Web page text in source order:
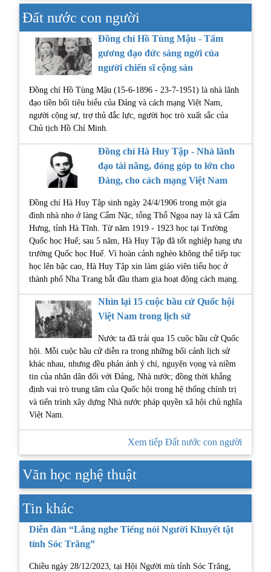
Đất nước con người
Đồng chí Hồ Tùng Mậu - Tấm
gương đạo đức sáng ngời của
người chiến sĩ cộng sản
Đồng chí Hồ Tùng Mậu (15-6-1896 - 23-7-1951) là nhà lãnh
đạo tiền bối tiêu biểu của Đảng và cách mạng Việt Nam,
người cộng sự, trợ thủ đắc lực, người học trò xuất sắc của
Chủ tịch Hồ Chí Minh.
Đồng chí Hà Huy Tập - Nhà lãnh
đạo tài năng, đóng góp to lớn cho
Đảng, cho cách mạng Việt Nam
Đồng chí Hà Huy Tập sinh ngày 24/4/1906 trong một gia
đình nhà nho ở làng Cẩm Nặc, tổng Thổ Ngọa nay là xã Cẩm
Hưng, tỉnh Hà Tĩnh. Từ năm 1919 - 1923 học tại Trường
Quốc học Huế; sau 5 năm, Hà Huy Tập đã tốt nghiệp hạng ưu
trường Quốc học Huế. Vì hoàn cảnh nghèo không thể tiếp tục
học lên bậc cao, Hà Huy Tập xin làm giáo viên tiểu học ở
thành phố Nha Trang bắt đầu tham gia hoạt động cách mạng.
Nhìn lại 15 cuộc bầu cử Quốc hội
Việt Nam trong lịch sử
Nước ta đã trải qua 15 cuộc bầu cử Quốc
hội. Mỗi cuộc bầu cử diễn ra trong những bối cảnh lịch sử
khác nhau, nhưng đều phản ánh ý chí, nguyện vọng và niềm
tin của nhân dân đối với Đảng, Nhà nước; đồng thời khẳng
định vai trò trung tâm của Quốc hội trong hệ thống chính trị
và tiến trình xây dựng Nhà nước pháp quyền xã hội chủ nghĩa
Việt Nam.
Xem tiếp Đất nước con người
Văn học nghệ thuật
Tin khác
Diễn đàn “Lắng nghe Tiếng nói Người Khuyết tật
tỉnh Sóc Trăng”
Chiều ngày 28/12/2023, tại Hội Người mù tỉnh Sóc Trăng,